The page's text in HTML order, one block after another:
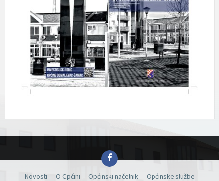
Facebook
Novosti O Općini Općinski načelnik
Općinske službe